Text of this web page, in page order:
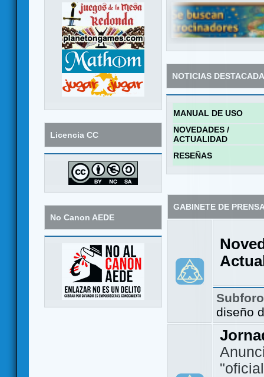
Licencia CC
No Canon AEDE
NOTICIAS
MANUAL DE USO
NOVEDADES /
ACTUALIDAD
RESEÑAS
GABINETE DE
diseño